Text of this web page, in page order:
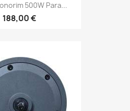
500W Para...
188,00 €